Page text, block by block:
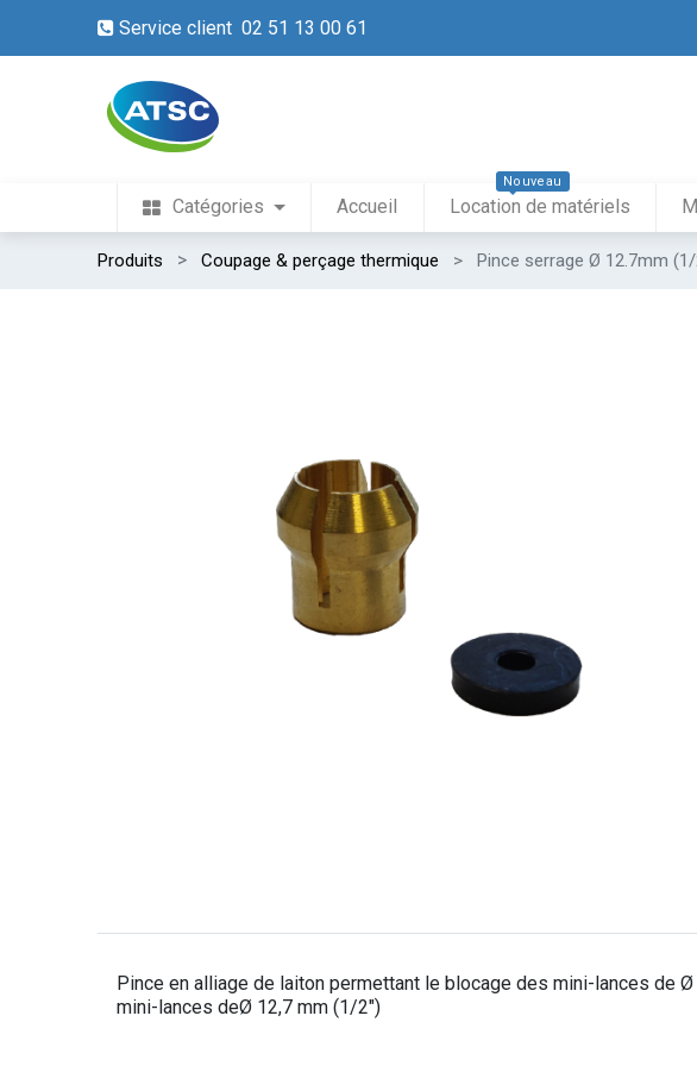
Service client 02 51 13 00 61
Catégories Accueil Location de matériels
Nouveau
Produits Coupage & perçage thermique Pince serrage Ø 12.7mm
Pince en alliage de laiton permettant le blocage des mini-lances de
mini-lances deØ 12,7 mm (1/2")